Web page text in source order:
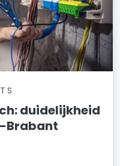
duidelijkheid
Brabant